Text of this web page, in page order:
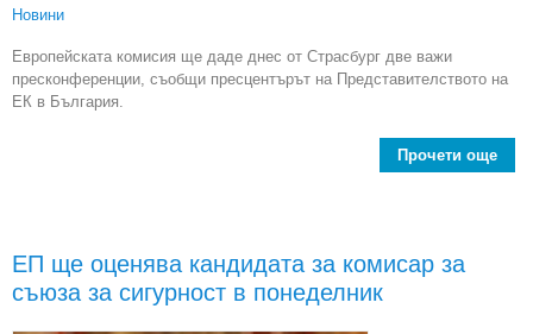
Новини
Европейската комисия ще даде днес от Страсбург две важи
пресконференции, съобщи пресцентърът на Представителството на
ЕК в България.
Прочети още
ЕП ще оценява кандидата за комисар за
съюза за сигурност в понеделник